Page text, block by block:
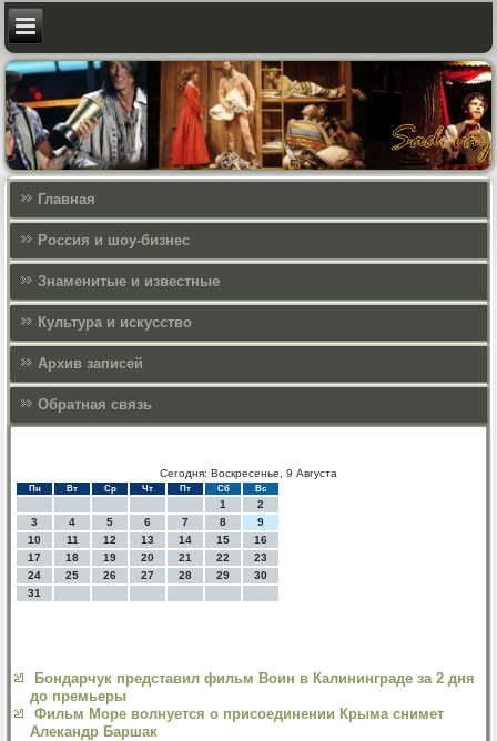
Главная
Россия и шоу-бизнес
Знаменитые и известные
Культура и искусcтво
Архив записей
Обратная связь
Сегодня: Воскресенье, 9 Августа
Пн Вт Ср Чт Пт Сб Вс
1
2
3
4 5 6 7 8
9
10
11 12 13 14 15
16
17
18 19 20 21 22
23
24
25 26 27 28 29
30
31
Бондарчук представил фильм Воин в Калининграде за 2 дня
до премьеры
Фильм Море волнуется о присоединении Крыма снимет
Алекандр Баршак